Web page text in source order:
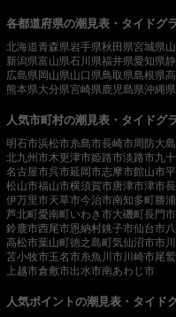
各都道府県の潮見表・タイドグ
北海道青森県岩手県秋田県宮城県
新潟県富山県石川県福井県愛知県
広島県岡山県山口県鳥取県島根県
熊本県大分県宮崎県 鹿児島県沖縄県
人気市町村の潮見表・タイドグ
明石市浜松市糸島市長崎市周防大
北九州市木更津市姫路市淡路市九
名古屋市呉市延岡市志摩市館山市
松山市福山市横須賀市唐津市津市
伊万里市天草市今治市南知多町勝
芦北町愛南町いわき市大磯町長門市
鈴鹿市西尾市恩納村銚子市仙台市
高松市葉山町徳之島町気仙沼市市
苫小牧市玉名市糸魚川市 川崎市尾
上越市倉敷市出水市南あわじ市
人気ポイントの潮見表・タイド